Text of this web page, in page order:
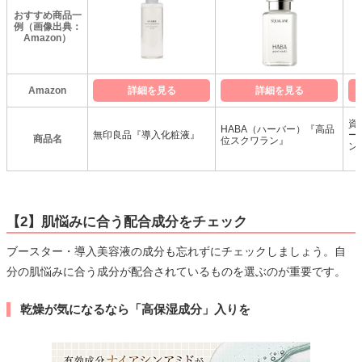
おすすめ商品一
例（画像出典：
Amazon）
Amazon 詳細を見る 詳細を見る
商品名 無印良品『導入化粧液』
HABA（ハーバー）『高品
位スクワラン』
資
ー
ン
【2】肌悩みに合う配合成分をチェック
ブースター・導入美容液の成分も忘れずにチェックしましょう。自
分の肌悩みに合う成分が配合されているものを選ぶのが重要です。
乾燥が気になるなら「高保湿成分」入りを